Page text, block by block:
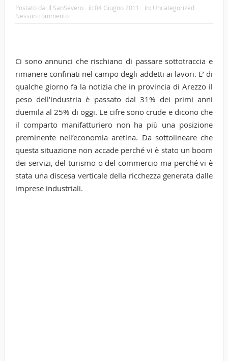
Postato da: Il SanSevero il: 04 Giugno 2011 In: Uncategorized
Nessun commento
Ci sono annunci che rischiano di passare sottotraccia e
rimanere confinati nel campo degli addetti ai lavori. E’ di
qualche giorno fa la notizia che in provincia di Arezzo il
peso dell’industria è passato dal 31% dei primi anni
duemila al 25% di oggi. Le cifre sono crude e dicono che
il comparto manifatturiero non ha più una posizione
preminente nell’economia aretina. Da sottolineare che
questa situazione non accade perché vi è stato un boom
dei servizi, del turismo o del commercio ma perché vi è
stata una discesa verticale della ricchezza generata dalle
imprese industriali.